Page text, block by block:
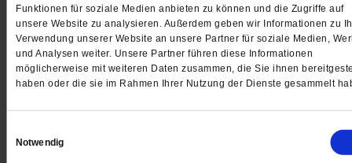
Funktionen für soziale Medien anbieten zu können und die Zugriffe auf
unsere Website zu analysieren. Außerdem geben wir Informationen zu
Verwendung unserer Website an unsere Partner für soziale Medien,
und Analysen weiter. Unsere Partner führen diese Informationen
möglicherweise mit weiteren Daten zusammen, die Sie ihnen
haben oder die sie im Rahmen Ihrer Nutzung der Dienste gesammelt
Notwendig
Digital